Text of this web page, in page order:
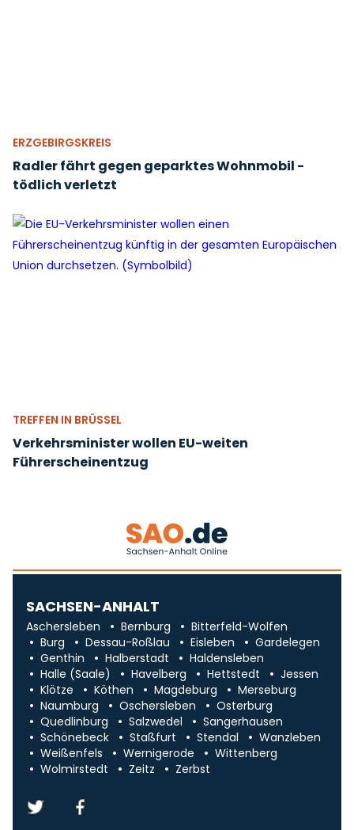
ERZGEBIRGSKREIS
Radler fährt gegen geparktes Wohnmobil -
tödlich verletzt
TREFFEN IN BRÜSSEL
Verkehrsminister wollen EU-weiten
Führerscheinentzug
SACHSEN-ANHALT
Aschersleben Bernburg
Bitterfeld-Wolfen
Burg
Dessau-Roßlau Eisleben
Gardelegen
Genthin
Halberstadt
Haldensleben
Halle (Saale)
Havelberg Hettstedt
Jessen
Klötze
Köthen Magdeburg
Merseburg
Naumburg
Oschersleben
Osterburg
Quedlinburg
Salzwedel
Sangerhausen
Schönebeck
Staßfurt Stendal
Wanzleben
Weißenfels
Wernigerode
Wittenberg
Wolmirstedt
Zeitz Zerbst